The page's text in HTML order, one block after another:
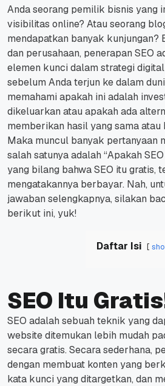
Anda seorang pemilik bisnis yang
visibilitas online? Atau seorang
mendapatkan banyak kunjungan?
dan perusahaan, penerapan SEO
elemen kunci dalam strategi
sebelum Anda terjun ke dalam
memahami apakah ini adalah
dikeluarkan atau apakah ada
memberikan hasil yang sama
Maka muncul banyak pertanyaan
salah satunya adalah “Apakah
yang bilang bahwa SEO itu gratis,
mengatakannya berbayar. Nah,
jawaban selengkapnya, silakan
berikut ini, yuk!
Daftar Isi
SEO Itu
SEO adalah sebuah teknik yang
website ditemukan lebih mudah
secara gratis. Secara sederhana,
dengan membuat konten yang
kata kunci yang ditargetkan, dan